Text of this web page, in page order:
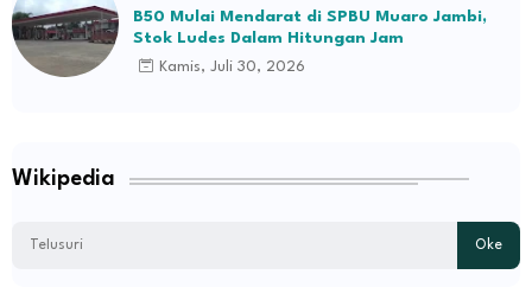
B50 Mulai Mendarat di SPBU Muaro Jambi,
Stok Ludes Dalam Hitungan Jam
Kamis, Juli 30, 2026
Wikipedia